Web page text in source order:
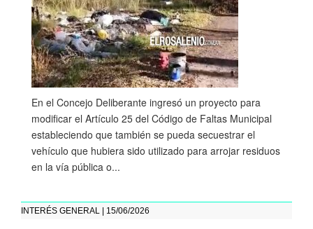
En el Concejo Deliberante ingresó un proyecto para
modificar el Artículo 25 del Código de Faltas Municipal
estableciendo que también se pueda secuestrar el
vehículo que hubiera sido utilizado para arrojar residuos
en la vía pública o...
INTERÉS GENERAL | 15/06/2026